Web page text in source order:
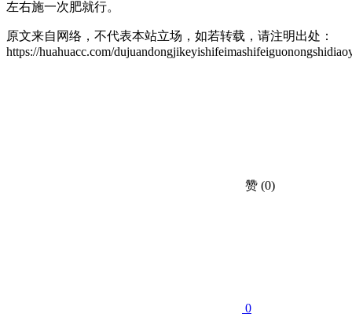
左右施一次肥就行。
原文来自网络，不代表本站立场，如若转载，请注明出处：
https://huahuacc.com/
赞 (0)
0